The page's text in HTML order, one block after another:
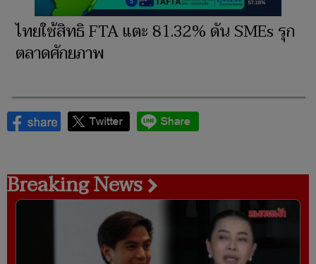
ไทยใช้สิทธิ FTA แตะ 81.32% ดัน SMEs รุก
ตลาดศักยภาพ
Breaking News